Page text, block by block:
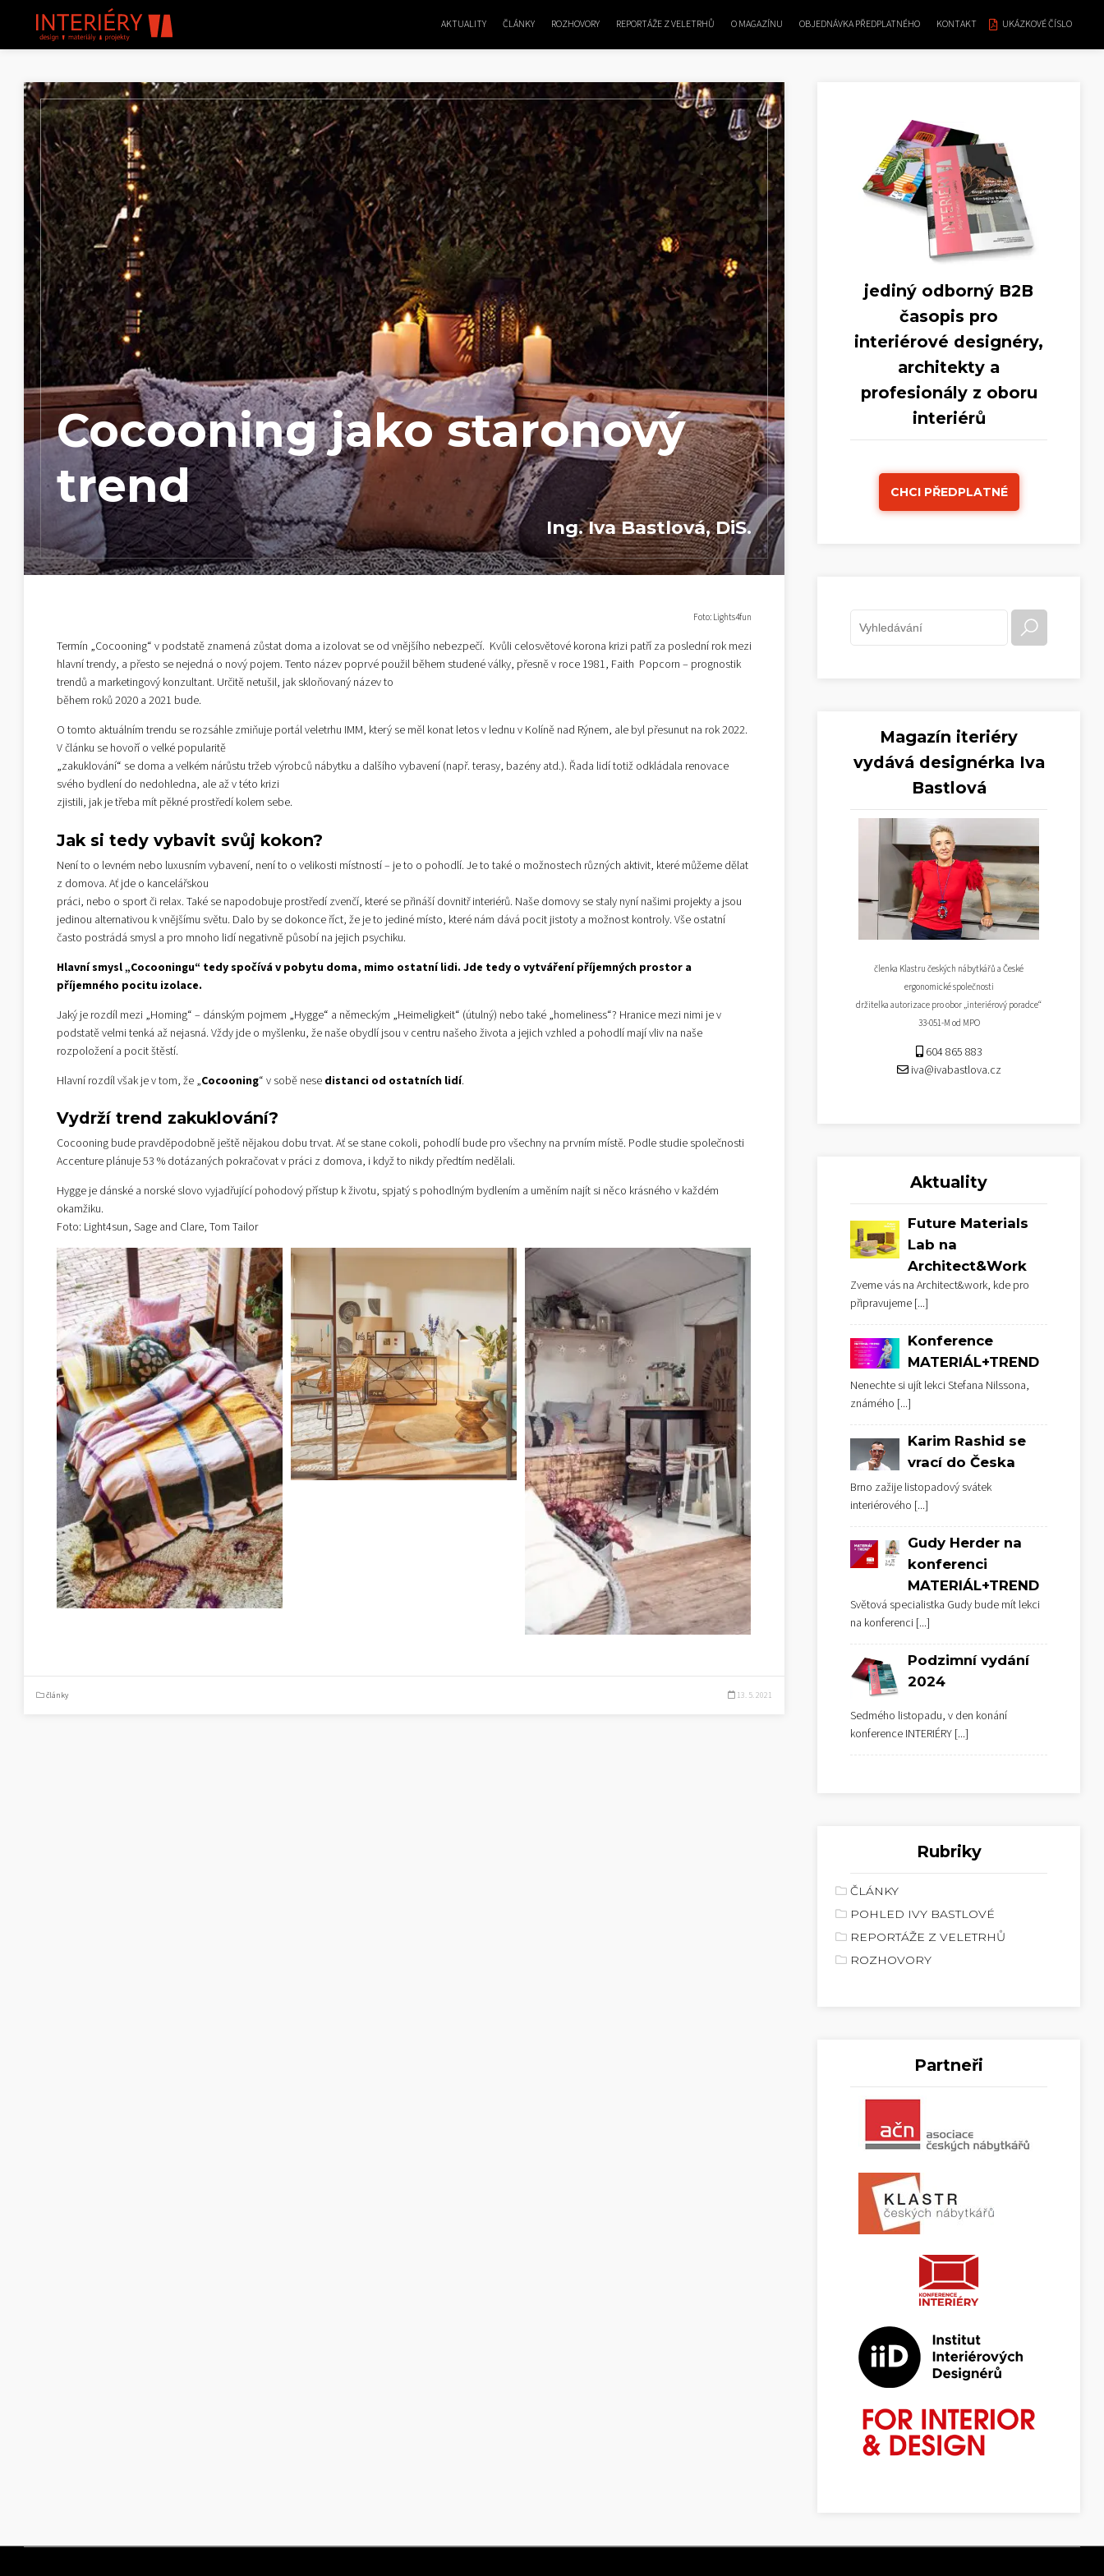
AKTUALITY ČLÁNKY ROZHOVORY REPORTÁŽE Z VELETRHŮ O MAGAZÍNU OBJEDNÁVKA PŘEDPLATNÉHO KONTAKT UKÁZKOVÉ ČÍSLO
Cocooning jako staronový
trend
Ing. Iva Bastlová, DiS.
Foto: Lights4fun
Termín „Cocooning“ v podstatě znamená zůstat doma a izolovat se od vnějšího nebezpečí. Kvůli celosvětové korona krizi patří za poslední rok mezi
hlavní trendy, a přesto se nejedná o nový pojem. Tento název poprvé použil během studené války, přesně v roce 1981, Faith Popcorn – prognostik
trendů a marketingový konzultant. Určitě netušil, jak skloňovaný název to
během roků 2020 a 2021 bude.
O tomto aktuálním trendu se rozsáhle zmiňuje portál veletrhu IMM, který se měl konat letos v lednu v Kolíně nad Rýnem, ale byl přesunut na rok 2022.
V článku se hovoří o velké popularitě
„zakuklování“ se doma a velkém nárůstu tržeb výrobců nábytku a dalšího vybavení (např. terasy, bazény atd.). Řada lidí totiž odkládala renovace
svého bydlení do nedohledna, ale až v této krizi
zjistili, jak je třeba mít pěkné prostředí kolem sebe.
Jak si tedy vybavit svůj kokon?
Není to o levném nebo luxusním vybavení, není to o velikosti místností – je to o pohodlí. Je to také o možnostech různých aktivit, které můžeme dělat
z domova. Ať jde o kancelářskou
práci, nebo o sport či relax. Také se napodobuje prostředí zvenčí, které se přináší dovnitř interiérů. Naše domovy se staly nyní našimi projekty a jsou
jedinou alternativou k vnějšímu světu. Dalo by se dokonce říct, že je to jediné místo, které nám dává pocit jistoty a možnost kontroly. Vše ostatní
často postrádá smysl a pro mnoho lidí negativně působí na jejich psychiku.
Hlavní smysl „Cocooningu“ tedy spočívá v pobytu doma, mimo ostatní lidi. Jde tedy o vytváření příjemných prostor a
příjemného pocitu izolace.
Jaký je rozdíl mezi „Homing“ – dánským pojmem „Hygge“ a německým „Heimeligkeit“ (útulný) nebo také „homeliness“? Hranice mezi nimi je v
podstatě velmi tenká až nejasná. Vždy jde o myšlenku, že naše obydlí jsou v centru našeho života a jejich vzhled a pohodlí mají vliv na naše
rozpoložení a pocit štěstí.
Hlavní rozdíl však je v tom, že „Cocooning“ v sobě nese distanci od ostatních lidí.
Vydrží trend zakuklování?
Cocooning bude pravděpodobně ještě nějakou dobu trvat. Ať se stane cokoli, pohodlí bude pro všechny na prvním místě. Podle studie společnosti
Accenture plánuje 53 % dotázaných pokračovat v práci z domova, i když to nikdy předtím nedělali.
Hygge je dánské a norské slovo vyjadřující pohodový přístup k životu, spjatý s pohodlným bydlením a uměním najít si něco krásného v každém
okamžiku.
Foto: Light4sun, Sage and Clare, Tom Tailor
články 13. 5. 2021
jediný odborný B2B
časopis pro
interiérové designéry,
architekty a
profesionály z oboru
interiérů
CHCI PŘEDPLATNÉ
Magazín iteriéry
vydává designérka Iva
Bastlová
členka Klastru českých nábytkářů a České
ergonomické společnosti
držitelka autorizace pro obor „interiérový poradce“
33-051-M od MPO
604 865 883
iva@ivabastlova.cz
Aktuality
Future Materials
Lab na
Architect&Work
Zveme vás na Architect&work, kde pro
připravujeme [...]
Konference
MATERIÁL+TREND
Nenechte si ujít lekci Stefana Nilssona,
známého [...]
Karim Rashid se
vrací do Česka
Brno zažije listopadový svátek
interiérového [...]
Gudy Herder na
konferenci
MATERIÁL+TREND
Světová specialistka Gudy bude mít lekci
na konferenci [...]
Podzimní vydání
2024
Sedmého listopadu, v den konání
konference INTERIÉRY [...]
Rubriky
ČLÁNKY
POHLED IVY BASTLOVÉ
REPORTÁŽE Z VELETRHŮ
ROZHOVORY
Partneři